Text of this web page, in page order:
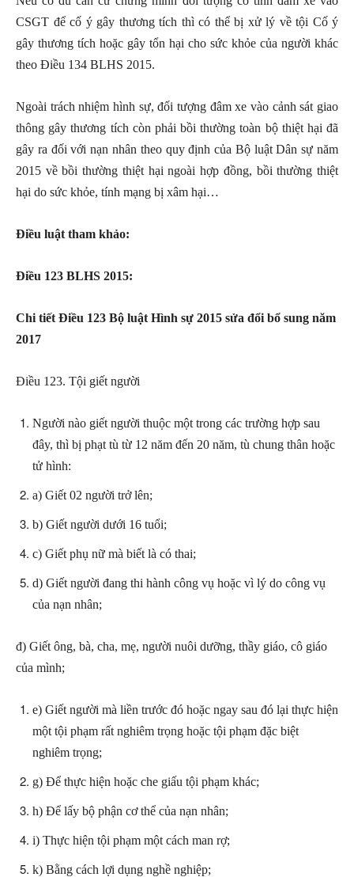
CSGT để cố ý gây thương tích thì có thể bị xử lý về tội Cố ý
gây thương tích hoặc gây tổn hại cho sức khỏe của người khác
theo Điều 134 BLHS 2015.
Ngoài trách nhiệm hình sự, đối tượng đâm xe vào cảnh sát giao
thông gây thương tích còn phải bồi thường toàn bộ thiệt hại đã
gây ra đối với nạn nhân theo quy định của Bộ luật Dân sự năm
2015 về bồi thường thiệt hại ngoài hợp đồng, bồi thường thiệt
hại do sức khỏe, tính mạng bị xâm hại…
Điều luật tham khảo:
Điều 123 BLHS 2015:
Chi tiết Điều 123 Bộ luật Hình sự 2015 sửa đổi bổ sung năm
2017
Điều 123. Tội giết người
Người nào giết người thuộc một trong các trường hợp sau
đây, thì bị phạt tù từ 12 năm đến 20 năm, tù chung thân hoặc
tử hình:
a) Giết 02 người trở lên;
b) Giết người dưới 16 tuổi;
c) Giết phụ nữ mà biết là có thai;
d) Giết người đang thi hành công vụ hoặc vì lý do công vụ
của nạn nhân;
đ) Giết ông, bà, cha, mẹ, người nuôi dưỡng, thầy giáo, cô giáo
của mình;
e) Giết người mà liền trước đó hoặc ngay sau đó lại thực hiện
một tội phạm rất nghiêm trọng hoặc tội phạm đặc biệt
nghiêm trọng;
g) Để thực hiện hoặc che giấu tội phạm khác;
h) Để lấy bộ phận cơ thể của nạn nhân;
i) Thực hiện tội phạm một cách man rợ;
k) Bằng cách lợi dụng nghề nghiệp;